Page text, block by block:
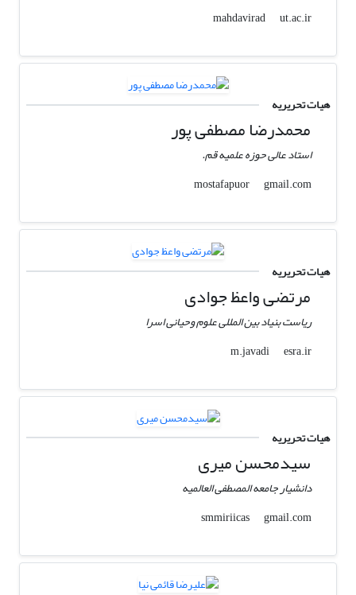
mahdavirad
ut.ac.ir
هیات تحریریه
محمدرضا مصطفی پور
استاد عالی حوزه علمیه قم.
mostafapuor
gmail.com
هیات تحریریه
مرتضی واعظ جوادی
ریاست بنیاد بین المللی علوم وحیانی اسرا
m.javadi
esra.ir
هیات تحریریه
سیدمحسن میری
دانشیار جامعه المصطفی العالمیه
smmiriicas
gmail.com